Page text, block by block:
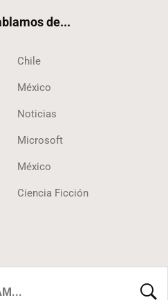
de...
Chile
México
Noticias
Microsoft
México
Ciencia Ficción